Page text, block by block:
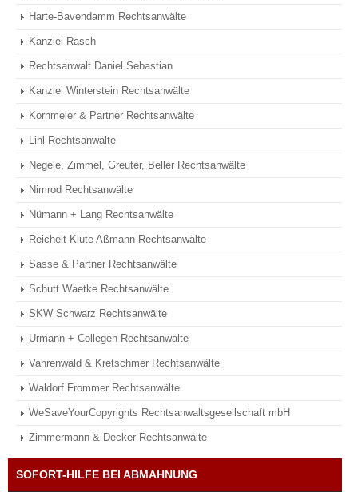
Harte-Bavendamm Rechtsanwälte
Kanzlei Rasch
Rechtsanwalt Daniel Sebastian
Kanzlei Winterstein Rechtsanwälte
Kornmeier & Partner Rechtsanwälte
Lihl Rechtsanwälte
Negele, Zimmel, Greuter, Beller Rechtsanwälte
Nimrod Rechtsanwälte
Nümann + Lang Rechtsanwälte
Reichelt Klute Aßmann Rechtsanwälte
Sasse & Partner Rechtsanwälte
Schutt Waetke Rechtsanwälte
SKW Schwarz Rechtsanwälte
Urmann + Collegen Rechtsanwälte
Vahrenwald & Kretschmer Rechtsanwälte
Waldorf Frommer Rechtsanwälte
WeSaveYourCopyrights Rechtsanwaltsgesellschaft mbH
Zimmermann & Decker Rechtsanwälte
SOFORT-HILFE BEI ABMAHNUNG